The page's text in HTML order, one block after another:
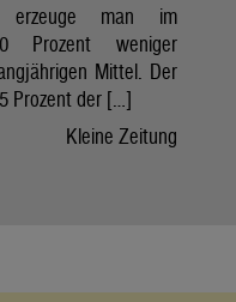
erzeuge man im
Prozent weniger
Mittel. Der
Prozent der […]
Kleine Zeitung